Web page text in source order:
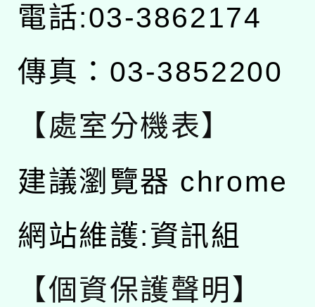
電話:03-3862174
傳真：03-3852200
【處室分機表】
建議瀏覽器 chrome
網站維護:資訊組
【個資保護聲明】